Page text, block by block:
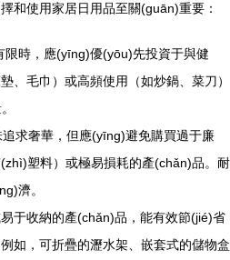
和使用家居日用品至關(guān)重要：
限時，應(yīng)優(yōu)先投資于與健
、毛巾）或高頻使用（如炒鍋、菜刀）
追求奢華，但應(yīng)避免購買過于廉
塑料）或極易損耗的產(chǎn)品。耐
濟。
易于收納的產(chǎn)品，能有效節(jié)省
如，可折疊的瀝水架、嵌套式的儲物盒